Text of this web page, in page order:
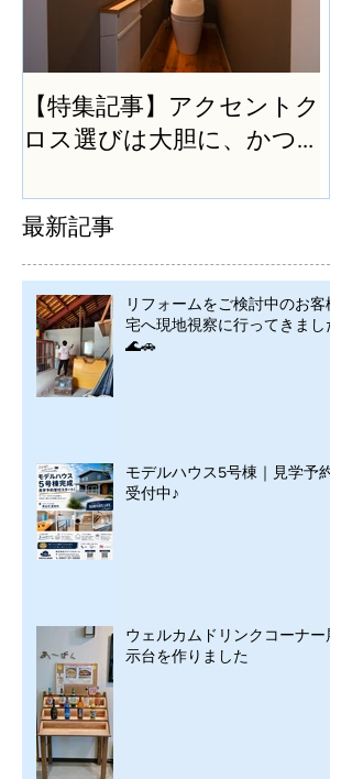
【特集記事】アクセントク
ロス選びは大胆に、かつ
最新記事
リフォームをご検討中のお客様
宅へ現地視察に行ってきました
🌊🚗
モデルハウス5号棟｜見学予約
受付中♪
ウェルカムドリンクコーナー展
示台を作りました